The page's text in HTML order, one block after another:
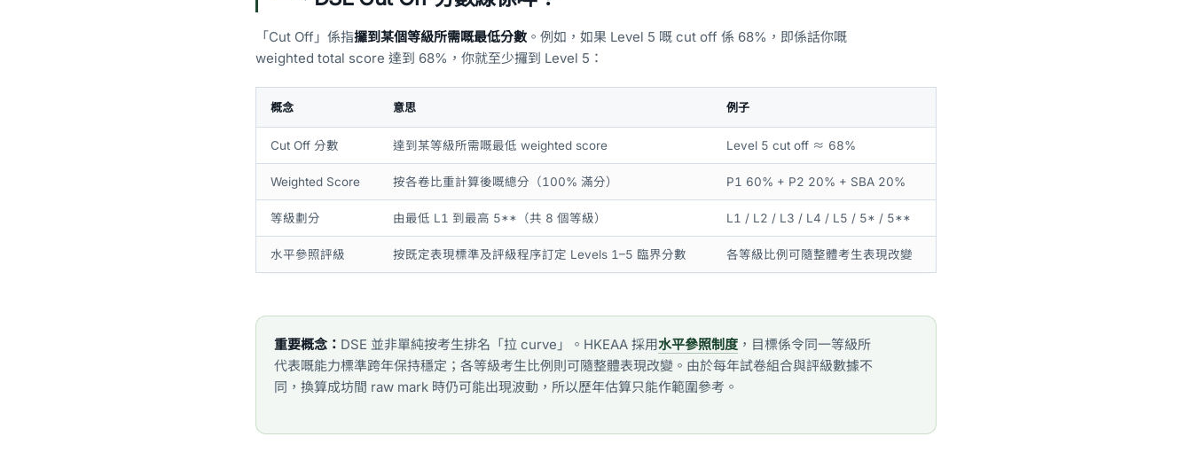
「Cut Off」係指攞到某個等級所需嘅最低分數 。例如，如果 Level 5 嘅 cut off 係 68%，即係話你嘅
weighted total score 達到 68%，你就至少攞到 Level 5：
概念 意思 例子
Cut Off 分數 達到某等級所需嘅最低 weighted score Level 5 cut off ≈ 68%
Weighted Score 按各卷比重計算後嘅總分（100% 滿分） P1 60% + P2 20% + SBA 20%
等級劃分 由最低 L1 到最高 5**（共 8 個等級） L1 / L2 / L3 / L4 / L5 / 5* / 5**
水平參照評級 按既定表現標準及評級程序訂定 Levels 1–5 臨界分數 各等級比例可隨整體考生表現改變
重要概念： DSE 並非單純按考生排名「拉 curve」。HKEAA 採用水平參照制度 ，目標係令同一等級所
代表嘅能力標準跨年保持穩定；各等級考生比例則可隨整體表現改變。由於每年試卷組合與評級數據不
同，換算成坊間 raw mark 時仍可能出現波動，所以歷年估算只能作範圍參考。